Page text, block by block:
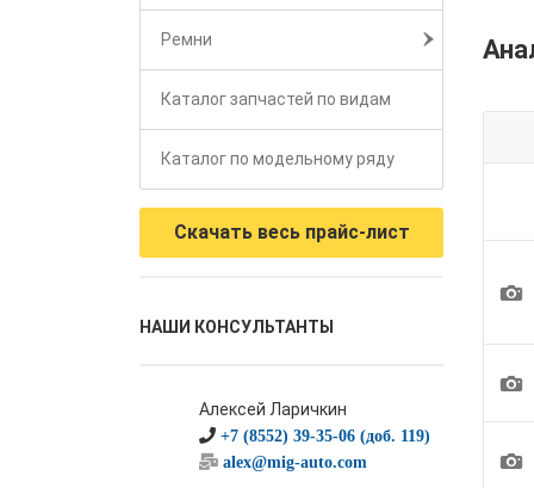
Ремни
Каталог запчастей по видам
Каталог по модельному ряду
Скачать весь прайс-лист
НАШИ КОНСУЛЬТАНТЫ
Алексей Ларичкин
+7 (8552) 39-35-06 (доб. 119)
alex@mig-auto.com
1
1
1